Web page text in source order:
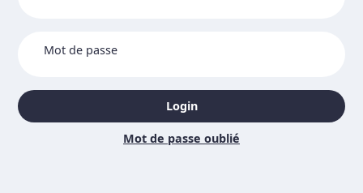
Mot de passe
Login
Mot de passe oublié